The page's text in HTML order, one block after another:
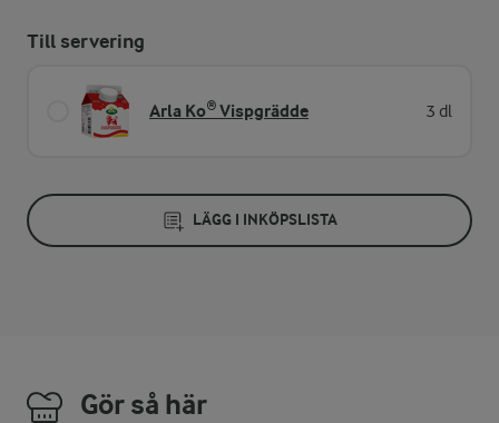
Till servering
Arla Ko® Vispgrädde 3 dl
LÄGG I INKÖPSLISTA
Gör så här